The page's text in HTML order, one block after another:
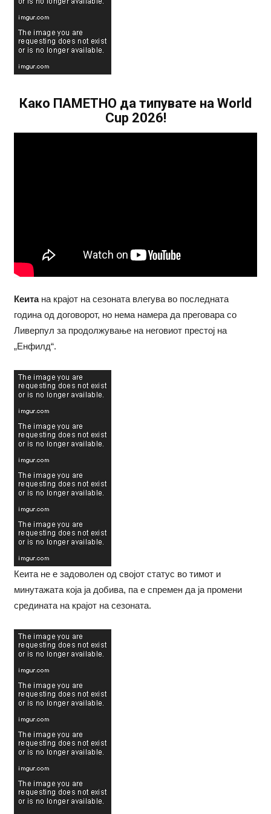
Како ПАМЕТНО да типувате на World
Cup 2026!
Кеита на крајот на сезоната влегува во последната
година од договорот, но нема намера да преговара со
Ливерпул за продолжување на неговиот престој на
„Енфилд“.
Кеита не е задоволен од својот статус во тимот и
минутажата која ја добива, па е спремен да ја промени
средината на крајот на сезоната.